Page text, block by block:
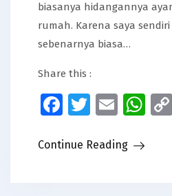
biasanya hidangannya
rumah. Karena saya
sebenarnya biasa…
Share this :
Facebook
Twitter
Email
Continue Reading